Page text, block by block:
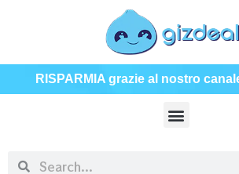
RISPARMIA grazie al nostro